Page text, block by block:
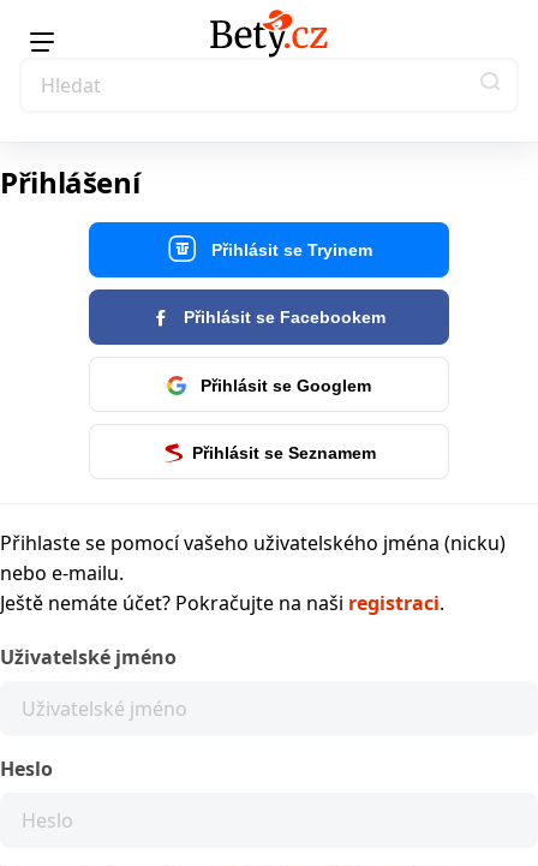
Přihlášení
Přihlásit se Tryinem
Přihlásit se Facebookem
Přihlásit se Googlem
Přihlásit se Seznamem
Přihlaste se pomocí vašeho uživatelského jména (nicku)
nebo e-mailu.
Ještě nemáte účet? Pokračujte na naši registraci.
Uživatelské jméno
Heslo